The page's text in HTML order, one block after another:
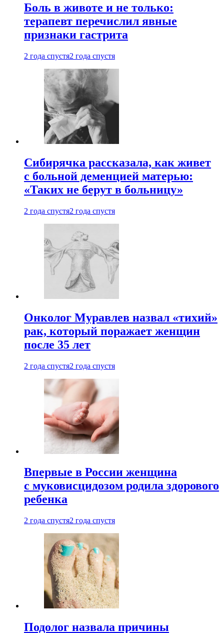
Боль в животе и не только:
терапевт перечислил явные
признаки гастрита
2 года спустя2 года спустя
Сибирячка рассказала, как живет
с больной деменцией матерью:
«Таких не берут в больницу»
2 года спустя2 года спустя
Онколог Муравлев назвал «тихий»
рак, который поражает женщин
после 35 лет
2 года спустя2 года спустя
Впервые в России женщина
с муковисцидозом родила здорового
ребенка
2 года спустя2 года спустя
Подолог назвала причины